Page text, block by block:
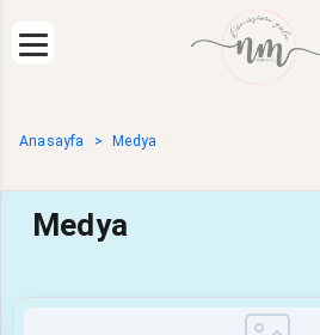
Anasayfa Medya
Medya